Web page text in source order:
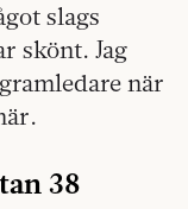
slags
skönt. Jag
när
38